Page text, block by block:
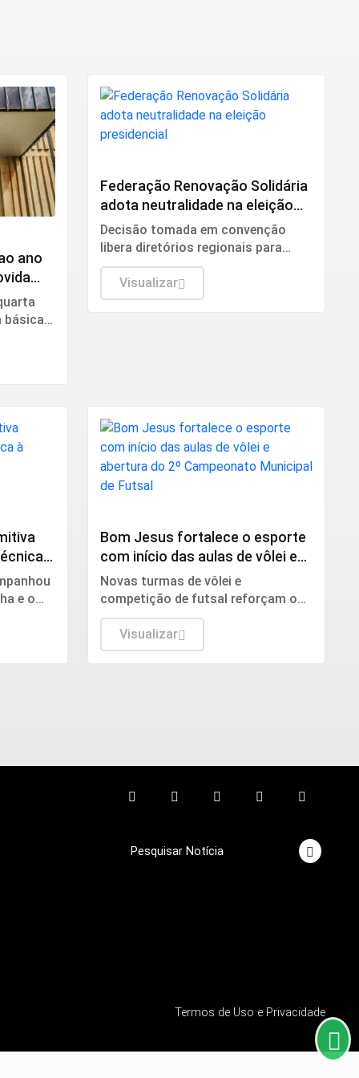
ano
básica
Federação Renovação Solidária
adota neutralidade na eleição
presidencial
Decisão tomada em convenção
libera diretórios regionais para
definirem coligações locais
Visualizar
à
ao
e o
Bom Jesus fortalece o esporte
com início das aulas de vôlei e
abertura do 2º Campeonato
Municipal de Futsal
Novas turmas de vôlei e
competição de futsal reforçam os
investimentos da gestão municipal
na inclusão, na saúde e na
valorização dos atletas.
Visualizar
Pesquisar Notícia
Termos de Uso e Privacidade
que você concorda